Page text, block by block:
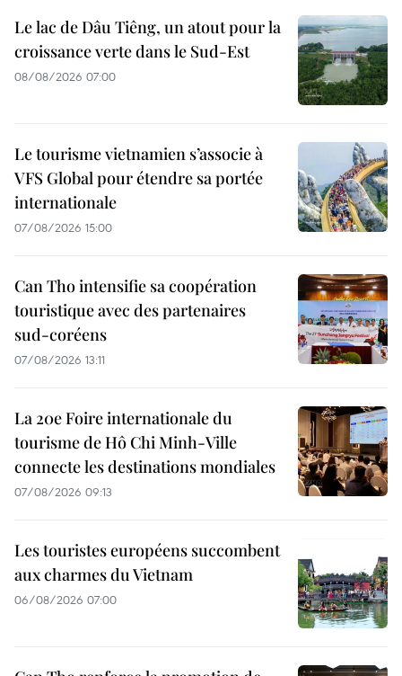
Le lac de Dâu Tiêng, un atout pour la
croissance verte dans le Sud-Est
08/08/2026 07:00
Le tourisme vietnamien s’associe à
VFS Global pour étendre sa portée
internationale
07/08/2026 15:00
Can Tho intensifie sa coopération
touristique avec des partenaires
sud-coréens
07/08/2026 13:11
La 20e Foire internationale du
tourisme de Hô Chi Minh-Ville
connecte les destinations mondiales
07/08/2026 09:13
Les touristes européens succombent
aux charmes du Vietnam
06/08/2026 07:00